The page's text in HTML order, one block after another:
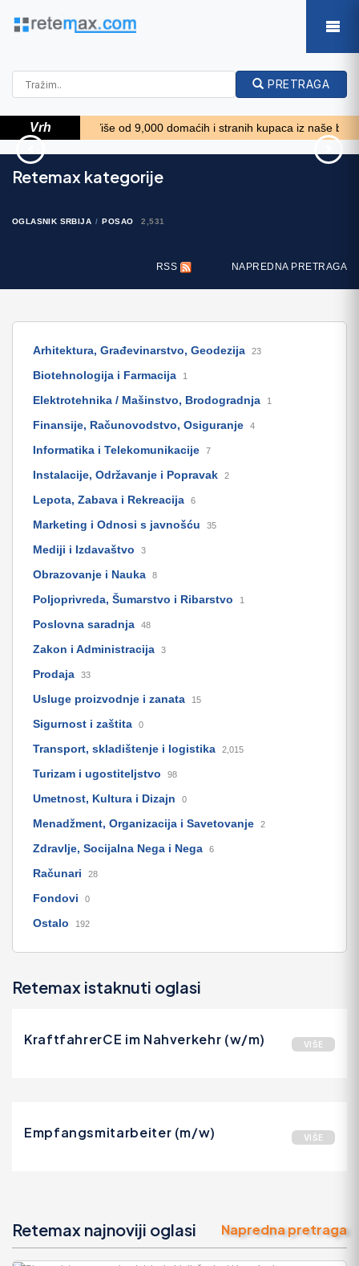
PRETRAGA
Vrh Više od 9,000 domaćih i stranih kupaca iz naše baze
70' Elliott Custom Luxury
Sports Fish..
Retemax kategorije
OGLASNIK SRBIJA POSAO 2,531
NAPREDNA PRETRAGA
RSS
Arhitektura, Građevinarstvo, Geodezija 23
Biotehnologija i Farmacija 1
Elektrotehnika / Mašinstvo, Brodogradnja 1
Finansije, Računovodstvo, Osiguranje 4
Informatika i Telekomunikacije 7
Instalacije, Održavanje i Popravak 2
Lepota, Zabava i Rekreacija 6
Marketing i Odnosi s javnošću 35
Mediji i Izdavaštvo 3
Obrazovanje i Nauka 8
Poljoprivreda, Šumarstvo i Ribarstvo 1
Poslovna saradnja 48
Zakon i Administracija 3
Prodaja 33
Usluge proizvodnje i zanata 15
Sigurnost i zaštita 0
Transport, skladištenje i logistika 2,015
Turizam i ugostiteljstvo 98
Umetnost, Kultura i Dizajn 0
Menadžment, Organizacija i Savetovanje 2
Zdravlje, Socijalna Nega i Nega 6
Računari 28
Fondovi 0
Ostalo 192
Retemax istaknuti oglasi
VIŠE
KraftfahrerCE im Nahverkehr (w/m)
VIŠE
Empfangsmitarbeiter (m/w)
Napredna pretraga
Retemax najnoviji oglasi